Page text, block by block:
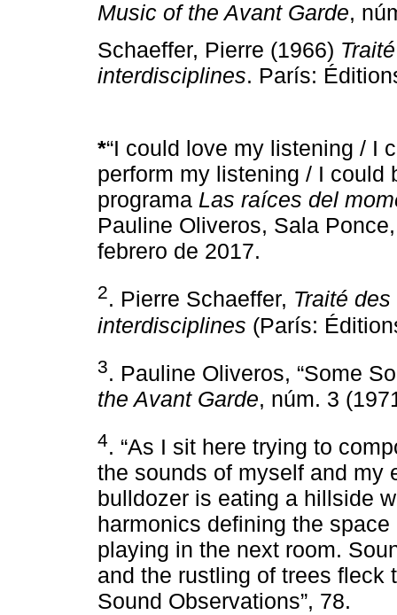
Music of the Avant Garde,
Schaeffer, Pierre (1966)
interdisciplines. París:
*“I could love my listening / I
perform my listening / I could
programa Las raíces del
Pauline Oliveros, Sala
febrero de 2017.
2. Pierre Schaeffer, Traité
interdisciplines (París:
3. Pauline Oliveros, “Some
the Avant Garde, núm. 3
4. “As I sit here trying to
the sounds of myself and my
bulldozer is eating a hillside
harmonics defining the
playing in the next room.
and the rustling of trees fleck
Sound Observations”, 78.